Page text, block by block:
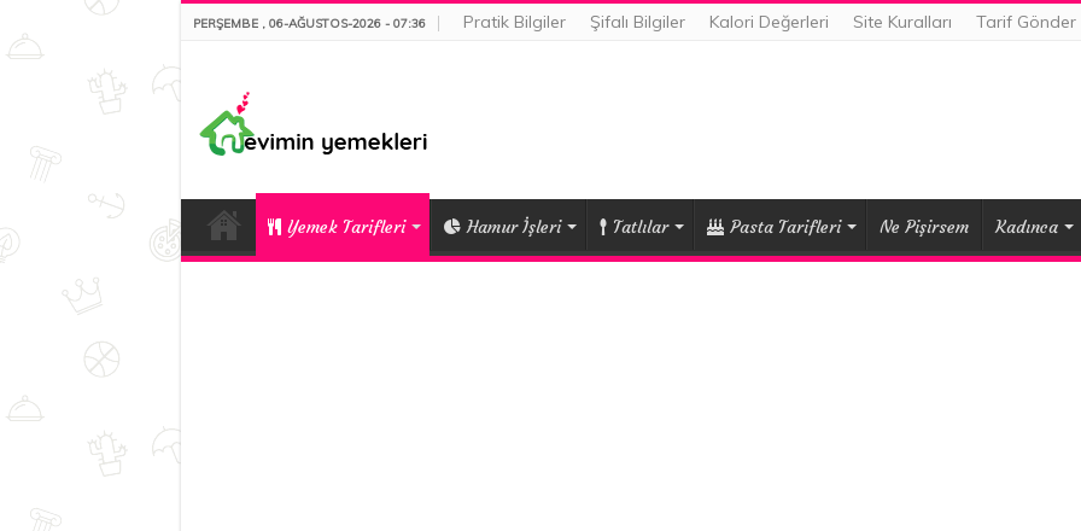
PERŞEMBE , 06-AĞUSTOS-2026 - 07:36 Pratik Bilgiler Şifalı Bilgiler Kalori Değerleri Site Kuralları Tarif Gönder
Yemek Tarifleri Hamur İşleri Tatlılar Pasta Tarifleri Ne Pişirsem Kadınca